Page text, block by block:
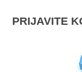
PRIJAVITE